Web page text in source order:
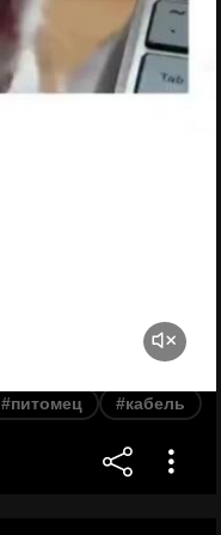
#питомец #кабель